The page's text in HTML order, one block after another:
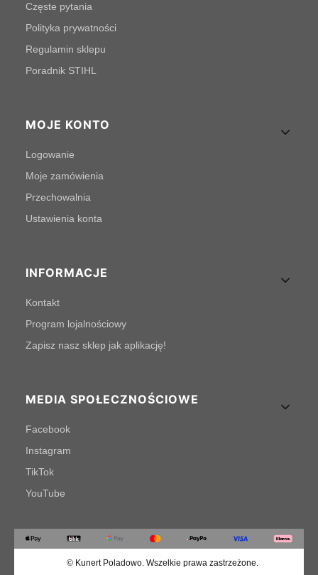
Częste pytania
Polityka prywatności
Regulamin sklepu
Poradnik STIHL
MOJE KONTO
Logowanie
Moje zamówienia
Przechowalnia
Ustawienia konta
INFORMACJE
Kontakt
Program lojalnościowy
Zapisz nasz sklep jak aplikację!
MEDIA SPOŁECZNOŚCIOWE
Facebook
Instagram
TikTok
YouTube
© Kunert Poladowo. Wszelkie prawa zastrzeżone.